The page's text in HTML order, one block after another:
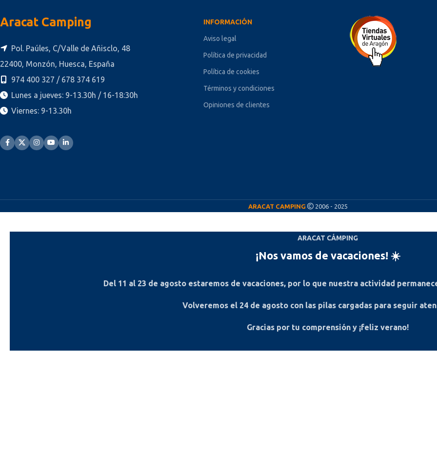
Aracat Camping
Pol. Paúles, C/Valle de Añisclo, 48
22400, Monzón, Huesca, España
974 400 327 / 678 374 619
Lunes a jueves: 9-13.30h / 16-18:30h
Viernes: 9-13.30h
INFORMACIÓN
Aviso legal
Política de privacidad
Política de cookies
Términos y condiciones
Opiniones de clientes
ARACAT CAMPING 2006 - 2025
ARACAT CÁMPING
¡Nos vamos de vacaciones! ☀️
Del 11 al 23 de agosto estaremos de vacaciones, por lo que nuestra actividad
Volveremos el 24 de agosto con las pilas cargadas para seguir
Gracias por tu comprensión y ¡feliz verano!